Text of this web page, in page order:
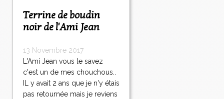
Terrine de boudin
noir de l'Ami Jean
13 Novembre 2017
L'Ami Jean vous le savez
c'est un de mes chouchous..
IL y avait 2 ans que je n'y étais
pas retournée mais je reviens